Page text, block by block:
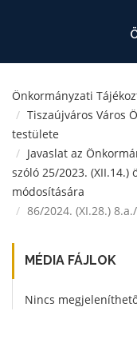
Önkormányzati
Tiszaújváros Város
testülete
Javaslat az
szóló 25/2023.
módosítására
86/2024. (XI.28.) 8.a./
MÉDIA FÁJLOK
Nincs